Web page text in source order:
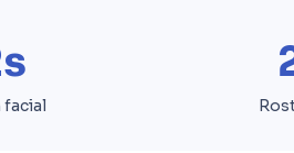
facial